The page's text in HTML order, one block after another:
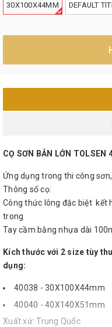
30X100X44MM DEFAULT
CỌ SƠN BẢN LỚN TOLSEN
Ứng dụng trong thi công
Thông số cọ:
Công thức lông đặc biệt kết
trong
Tay cầm bằng nhựa dài
Kích thước với 2 size tùy
dụng:
40038 - 30X100X44mm
40040 - 40X140X51mm
Xuất xứ: Trung Quốc.